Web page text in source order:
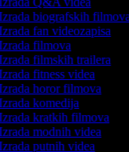
biografskih filmova
fan videozapisa
filmova
filmskih trailera
fitness videa
horor filmova
komedija
kratkih filmova
modnih videa
putnih videa